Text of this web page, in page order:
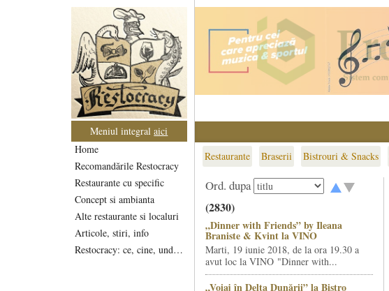
Meniul integralaici
Home
Recomandările Restocracy
Restaurante cu specific
Concept si ambianta
Alte restaurante si localuri
Articole, stiri, info
Restocracy: ce, cine, unde...
Restaurante Braserii Bistrouri & Snacks
Ord. dupa
(2830)
„Dinner with Friends” by Ileana
Braniste & Kvint la VINO
Marti, 19 iunie 2018, de la ora 19.30 a
avut loc la VINO "Dinner with...
„Voiaj în Delta Dunării” la Bistro